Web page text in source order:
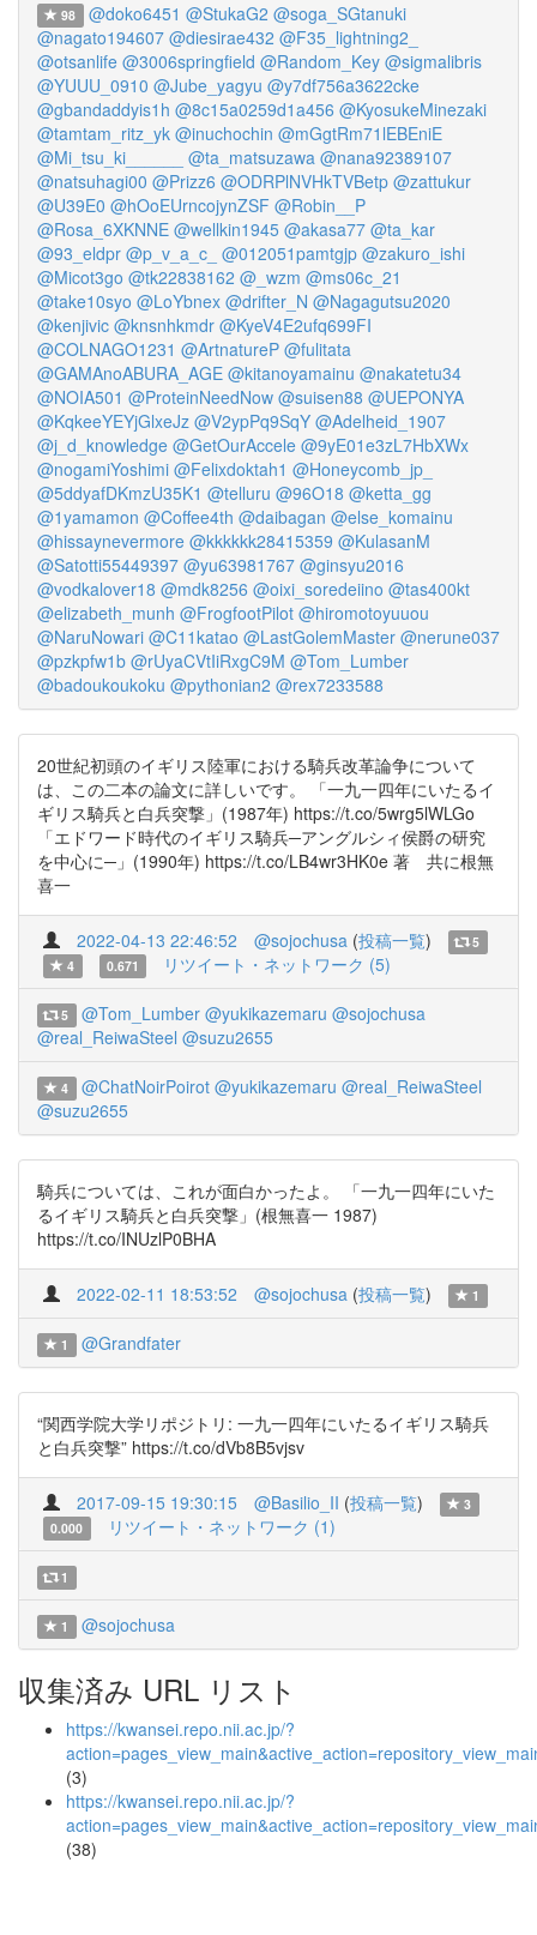
98 @doko6451 @StukaG2 @soga_SGtanuki
@nagato194607 @diesirae432 @F35_lightning2_
@otsanlife @3006springfield @Random_Key @sigmalibris
@YUUU_0910 @Jube_yagyu @y7df756a3622cke
@gbandaddyis1h @8c15a0259d1a456 @KyosukeMinezaki
@tamtam_ritz_yk @inuchochin @mGgtRm71lEBEniE
@Mi_tsu_ki______
@ta_matsuzawa @nana92389107
@natsuhagi00 @Prizz6 @ODRPlNVHkTVBetp @zattukur
@U39E0 @hOoEUrncojynZSF @Robin__P
@Rosa_6XKNNE @wellkin1945 @akasa77 @ta_kar
@93_eldpr @p_v_a_c_ @012051pamtgjp @zakuro_ishi
@Micot3go @tk22838162 @_wzm @ms06c_21
@take10syo @LoYbnex @drifter_N @Nagagutsu2020
@kenjivic @knsnhkmdr @KyeV4E2ufq699FI
@COLNAGO1231 @ArtnatureP @fulitata
@GAMAnoABURA_AGE @kitanoyamainu @nakatetu34
@NOIA501 @ProteinNeedNow @suisen88 @UEPONYA
@KqkeeYEYjGlxeJz @V2ypPq9SqY @Adelheid_1907
@j_d_knowledge @GetOurAccele @9yE01e3zL7HbXWx
@nogamiYoshimi @Felixdoktah1 @Honeycomb_jp_
@5ddyafDKmzU35K1 @telluru @96O18 @ketta_gg
@1yamamon @Coffee4th @daibagan @else_komainu
@hissaynevermore @kkkkkk28415359 @KulasanM
@Satotti55449397 @yu63981767 @ginsyu2016
@vodkalover18 @mdk8256 @oixi_soredeiino @tas400kt
@elizabeth_munh @FrogfootPilot @hiromotoyuuou
@NaruNowari @C11katao @LastGolemMaster @nerune037
@pzkpfw1b @rUyaCVtIiRxgC9M @Tom_Lumber
@badoukoukoku @pythonian2 @rex7233588
20世紀初頭のイギリス陸軍における騎兵改革論争について
は、この二本の論文に詳しいです。 「一九一四年にいたるイ
ギリス騎兵と白兵突撃」(1987年) https://t.co/5wrg5lWLGo
「エドワード時代のイギリス騎兵─アングルシィ侯爵の研究
を中心に─」(1990年) https://t.co/LB4wr3HK0e 著 共に根無
喜一
2022-04-13 22:46:52 @sojochusa (投稿一覧)
5
4
0.671 リツイート・ネットワーク (5)
5 @Tom_Lumber @yukikazemaru @sojochusa
@real_ReiwaSteel @suzu2655
4 @ChatNoirPoirot @yukikazemaru @real_ReiwaSteel
@suzu2655
騎兵については、これが面白かったよ。 「一九一四年にいた
るイギリス騎兵と白兵突撃」(根無喜一 1987)
https://t.co/INUzlP0BHA
2022-02-11 18:53:52 @sojochusa (投稿一覧) 1
1 @Grandfater
“関西学院大学リポジトリ: 一九一四年にいたるイギリス騎兵
と白兵突撃” https://t.co/dVb8B5vjsv
2017-09-15 19:30:15 @Basilio_II (投稿一覧)
3
0.000
リツイート・ネットワーク (1)
1
1 @sojochusa
収集済み URL リスト
https://kwansei.repo.nii.ac.jp/?
(3)
https://kwansei.repo.nii.ac.jp/?
(38)